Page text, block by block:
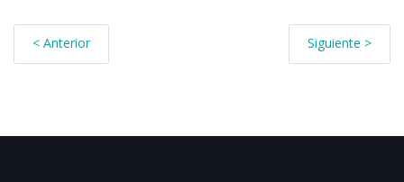
< Anterior Siguiente >